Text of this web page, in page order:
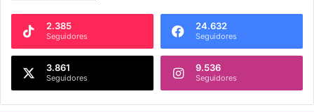
2.385
Seguidores
24.632
Seguidores
3.861
Seguidores
9.536
Seguidores